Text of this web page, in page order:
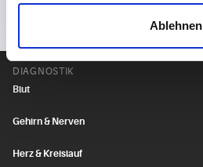
Ablehnen
DIAGNOSTIK
Blut
Gehirn & Nerven
Herz & Kreislauf